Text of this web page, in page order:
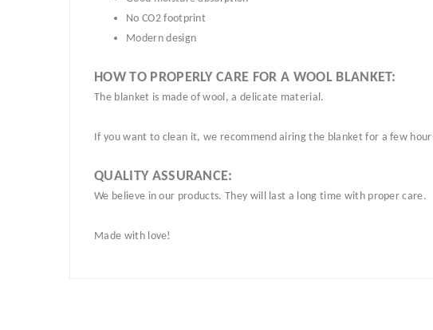
No CO2 footprint
Modern design
HOW TO PROPERLY CARE FOR A WOOL BLANKET:
The blanket is made of wool, a delicate material.
If you want to clean it, we recommend airing the blanket for a few
QUALITY ASSURANCE:
We believe in our products. They will last a long time with proper care.
Made with love!